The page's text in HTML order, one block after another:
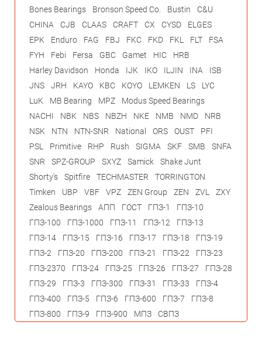
Bones Bearings
Bronson Speed Co. Bustin
C&U
CHINA
CJB CLAAS CRAFT CX CYSD
ELGES
EPK
Enduro FAG FBJ FKC FKD FKL FLT
FSA
FYH
Febi Fersa GBC Gamet HIC
HRB
Harley Davidson
Honda IJK IKO ILJIN INA
ISB
JNS
JRH KAYO KBC KOYO LEMKEN LS
LYC
LuK
MB Bearing MPZ
Modus Speed Bearings
NACHI
NBK NBS NBZH NKE NMB NMD
NRB
NSK
NTN NTN-SNR National ORS OUST
PFI
PSL
Primitive RHP Rush SIGMA SKF SMB
SNFA
SNR
SPZ-GROUP SXYZ Samick
Shake Junt
Shorty's
Spitfire TECHMASTER
TORRINGTON
Timken
UBP VBF VPZ ZEN Group ZEN ZVL
ZXY
Zealous Bearings
АПП ГОСТ ГПЗ-1
ГПЗ-10
ГПЗ-100
ГПЗ-1000 ГПЗ-11 ГПЗ-12
ГПЗ-13
ГПЗ-14
ГПЗ-15 ГПЗ-16 ГПЗ-17 ГПЗ-18
ГПЗ-19
ГПЗ-2
ГПЗ-20 ГПЗ-200 ГПЗ-21 ГПЗ-22
ГПЗ-23
ГПЗ-2370
ГПЗ-24 ГПЗ-25 ГПЗ-26 ГПЗ-27
ГПЗ-28
ГПЗ-29
ГПЗ-3 ГПЗ-300 ГПЗ-31 ГПЗ-33
ГПЗ-4
ГПЗ-400
ГПЗ-5 ГПЗ-6 ГПЗ-600 ГПЗ-7
ГПЗ-8
ГПЗ-800
ГПЗ-9 ГПЗ-900 МПЗ СВПЗ